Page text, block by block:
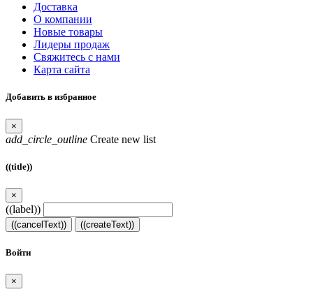
Доставка
О компании
Новые товары
Лидеры продаж
Свяжитесь с нами
Карта сайта
Добавить в избранное
×
add_circle_outline Create new list
((title))
×
((label))
((cancelText)) ((createText))
Войти
×